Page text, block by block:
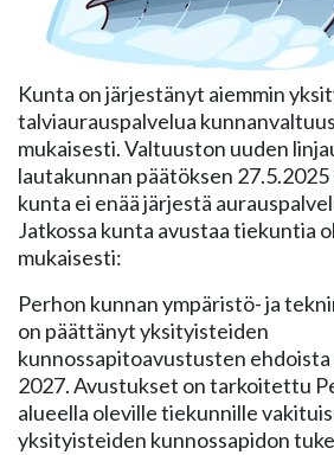
Kunta on järjestänyt aiemmin
talviaurauspalvelua
mukaisesti. Valtuuston uuden
lautakunnan päätöksen 27.5.2025
kunta ei enää järjestä
Jatkossa kunta avustaa tiekuntia
mukaisesti:
Perhon kunnan ympäristö- ja
on päättänyt yksityisteiden
kunnossapitoavustusten ehdoista
2027. Avustukset on tarkoitettu
alueella oleville tiekunnille
yksityisteiden kunnossapidon